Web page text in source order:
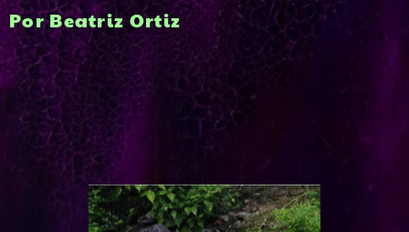
Por Beatriz Ortiz